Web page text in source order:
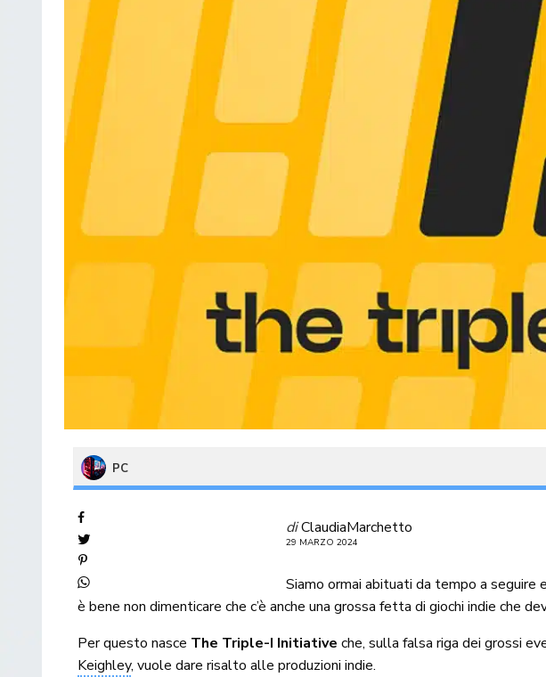
PC
diClaudiaMarchetto
29 MARZO 2024
Siamo ormai abituati da tempo a seguire
è bene non dimenticare che c’è anche una grossa fetta di giochi indie che
Per questo nasce The Triple-I Initiative che, sulla falsa riga dei grossi
Keighley, vuole dare risalto alle produzioni indie.